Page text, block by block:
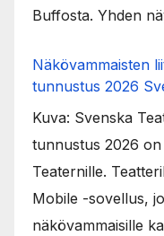
Buffosta. Yhden
Näkövammaisten
tunnustus 2026
Kuva: Svenska
tunnustus 2026
Teaternille.
Mobile -sovellus,
näkövammaisille